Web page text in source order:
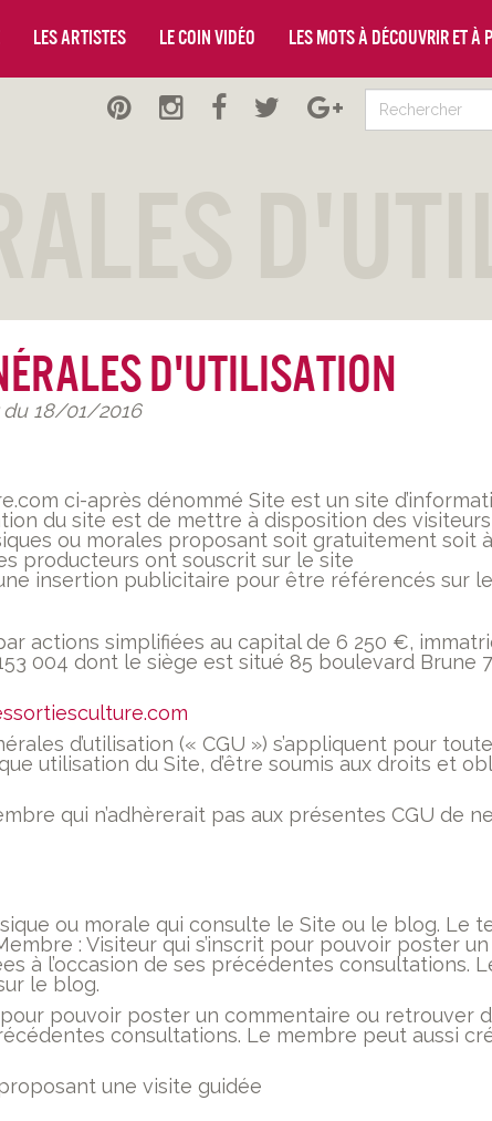
Les artistes Le coin vidéo Les mots à découvrir et
d'Utilisation
18/01/2016
ci-après dénommé Site est un site
du site est de mettre à disposition des
ou morales proposant soit gratuitement soit
producteurs ont souscrit sur le site
insertion publicitaire pour être référencés sur
actions simplifiées au capital de 6 250 €,
004 dont le siège est situé 85 boulevard Brune
d’utilisation (« CGU ») s’appliquent pour
utilisation du Site, d’être soumis aux droits et
qui n’adhèrerait pas aux présentes CGU de
ou morale qui consulte le Site ou le blog. Le
: Visiteur qui s’inscrit pour pouvoir poster
à l’occasion de ses précédentes consultations.
le blog.
pour pouvoir poster un commentaire ou retrouver
consultations. Le membre peut aussi
une visite guidée